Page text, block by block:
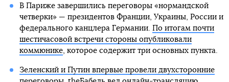
В Париже завершились переговоры «нормандской
четверки» — президентов Франции, Украины, России и
федерального канцлера Германии. По итогам почти
шестичасовой встречи стороны опубликовали
коммюнике, которое содержит три основных пункта.
Зеленский и Путин впервые провели двухсторонние